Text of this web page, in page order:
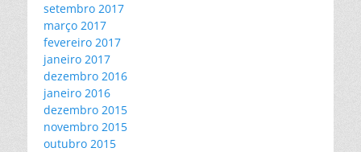
setembro 2017
março 2017
fevereiro 2017
janeiro 2017
dezembro 2016
janeiro 2016
dezembro 2015
novembro 2015
outubro 2015